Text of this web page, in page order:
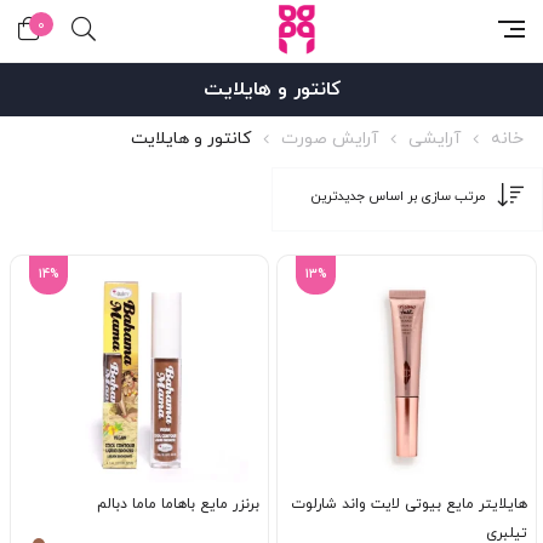
0
کانتور و هایلایت
خانه آرایشی آرایش صورت کانتور و هایلایت
13%
هایلایتر مایع بیوتی لایت واند شارلوت
تیلبری
14%
برنزر مایع باهاما ماما دبالم